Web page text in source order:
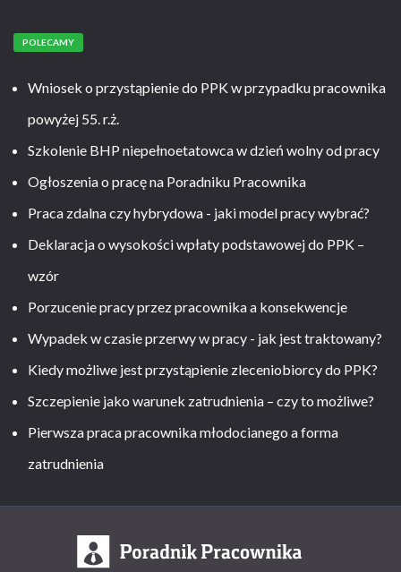
POLECAMY
Wniosek o przystąpienie do PPK w przypadku pracownika
powyżej 55. r.ż.
Szkolenie BHP niepełnoetatowca w dzień wolny od pracy
Ogłoszenia o pracę na Poradniku Pracownika
Praca zdalna czy hybrydowa - jaki model pracy wybrać?
Deklaracja o wysokości wpłaty podstawowej do PPK –
wzór
Porzucenie pracy przez pracownika a konsekwencje
Wypadek w czasie przerwy w pracy - jak jest traktowany?
Kiedy możliwe jest przystąpienie zleceniobiorcy do PPK?
Szczepienie jako warunek zatrudnienia – czy to możliwe?
Pierwsza praca pracownika młodocianego a forma
zatrudnienia